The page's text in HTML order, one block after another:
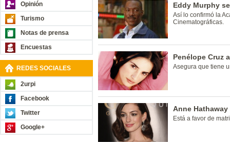
Opinión
Turismo
Notas de prensa
Encuestas
REDES SOCIALES
2urpi
Facebook
Twitter
Google+
Eddy Murphy
Así lo confirmó la
Cinematográficas.
Penélope Cruz
Asegura que tiene
Anne
Está a favor de